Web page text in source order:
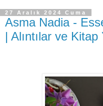
27 Aralık 2024 Cuma
Asma Nadia -
| Alıntılar ve Kitap